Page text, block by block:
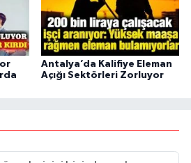
Antalya’da Kalifiye Eleman
Açığı Sektörleri Zorluyor